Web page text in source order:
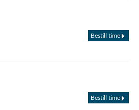
Bestill time
Bestill time